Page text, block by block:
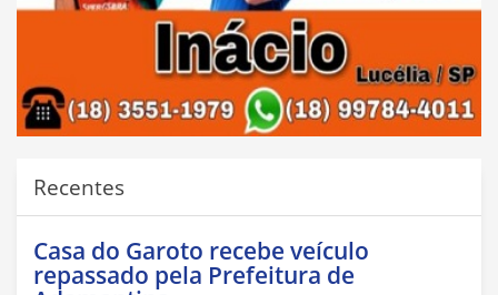
Recentes
Casa do Garoto recebe veículo
repassado pela Prefeitura de